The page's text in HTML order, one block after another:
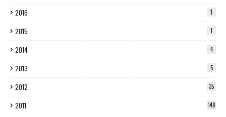
2016 1
2015 1
2014 4
2013 5
2012 35
2011 148